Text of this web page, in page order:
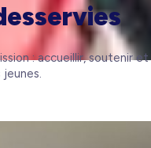
: accueillir, soutenir et